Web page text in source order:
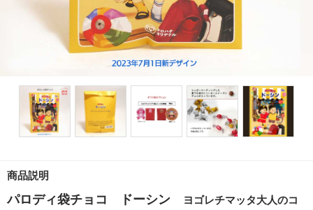
商品説明
パロディ袋チョコ ドーシン
ヨゴレチマッタ大人のコ